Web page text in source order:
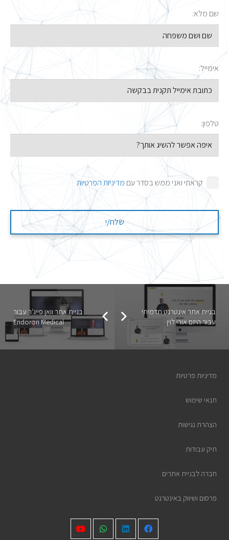
שם מלא:
אימייל:
טלפון:
קראתי ואני ממש בסדר עם מדיניות הפרטיות
בניית אתר וואן פייג'ר עבור
Endoron Medical
בניית אתר אינטרנט תדמיתי
עבור היזם אורי לוין
מדיניות פרטיות
תנאי שימוש
הצהרת נגישות
תיק עבודות
חברה לבניית אתרים
פרסום ושיווק באינטרנט